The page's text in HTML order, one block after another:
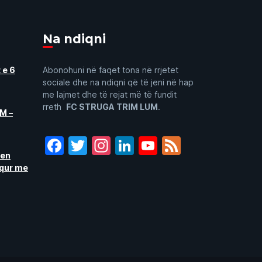
e 6
–
me
Na ndiqni
Abonohuni në faqet tona në rrjetet
sociale dhe na ndiqni që të jeni në hap
me lajmet dhe të rejat më të fundit
rreth FC STRUGA TRIM LUM.
Facebook
Twitter
Instagram
LinkedIn
YouTube